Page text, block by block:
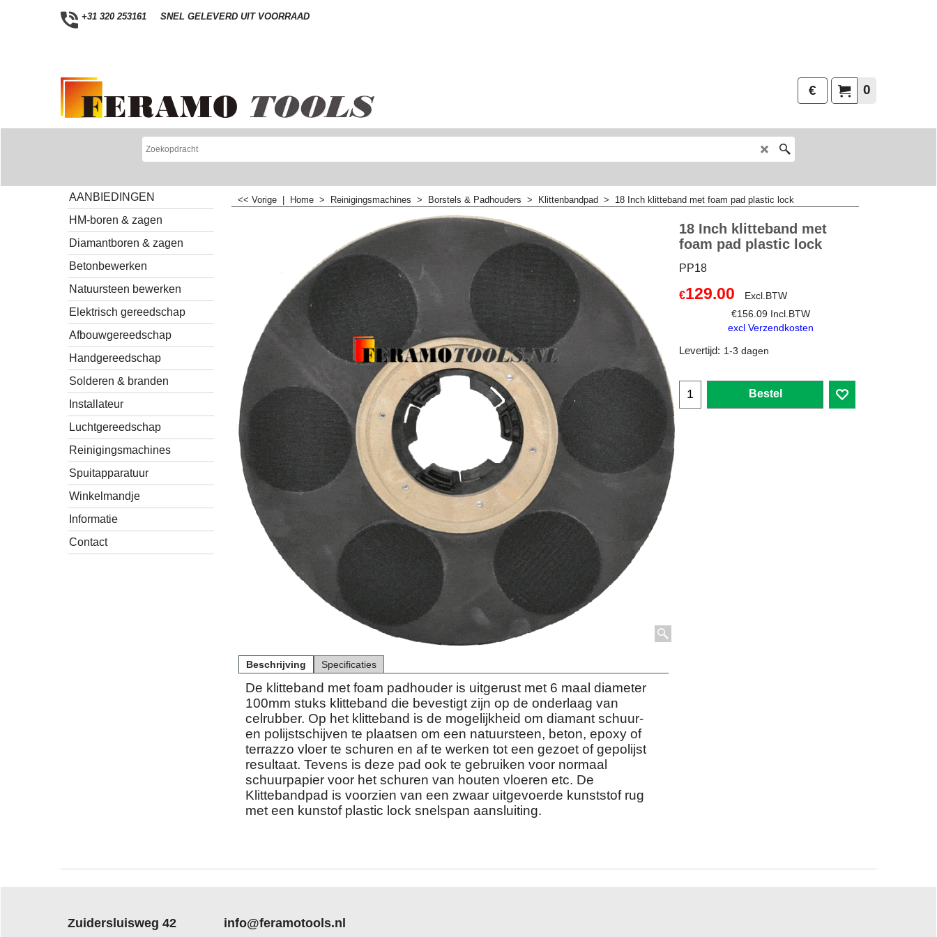
+31 320 253161 SNEL GELEVERD UIT VOORRAAD
0
€
AANBIEDINGEN
HM-boren & zagen
Diamantboren & zagen
Betonbewerken
Natuursteen bewerken
Elektrisch gereedschap
Afbouwgereedschap
Handgereedschap
Solderen & branden
Installateur
Luchtgereedschap
Reinigingsmachines
Spuitapparatuur
Winkelmandje
Informatie
Contact
<< Vorige Home > Reinigingsmachines > Borstels & Padhouders > Klittenbandpad > 18 Inch klitteband met foam pad plastic lock
18 Inch klitteband met
foam pad plastic lock
PP18
€129.00
Excl.BTW
€156.09 Incl.BTW
excl Verzendkosten
Levertijd: 1-3 dagen
Bestel
Beschrijving Specificaties
De klitteband met foam padhouder is uitgerust met 6 maal diameter
100mm stuks klitteband die bevestigt zijn op de onderlaag van
celrubber. Op het klitteband is de mogelijkheid om diamant schuur-
en polijstschijven te plaatsen om een natuursteen, beton, epoxy of
terrazzo vloer te schuren en af te werken tot een gezoet of gepolijst
resultaat. Tevens is deze pad ook te gebruiken voor normaal
schuurpapier voor het schuren van houten vloeren etc. De
Klittebandpad is voorzien van een zwaar uitgevoerde kunststof rug
met een kunstof plastic lock snelspan aansluiting.
Zuidersluisweg 42 info@feramotools.nl